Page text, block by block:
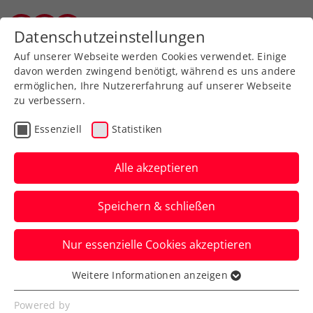
Zurück zur Newsübersicht
Salzburg
ÖM U14: Emma und
Gregor im Doppel sehr
stark
Im Doppel gab es zweimal Bronze, im
Einzel gab es Anpassungsschwierigkeiten,
Verfasst von: Peter Bazzanella, 19.03.2019
Datenschutzeinstellungen
Auf unserer Webseite werden Cookies verwendet. Einige
davon werden zwingend benötigt, während es uns andere
ermöglichen, Ihre Nutzererfahrung auf unserer Webseite
zu verbessern.
Essenziell Statistiken
Alle akzeptieren
Speichern & schließen
Nur essenzielle Cookies akzeptieren
Essenziell
Essenzielle Cookies werden für grundlegende
Weitere Informationen anzeigen
Powered by